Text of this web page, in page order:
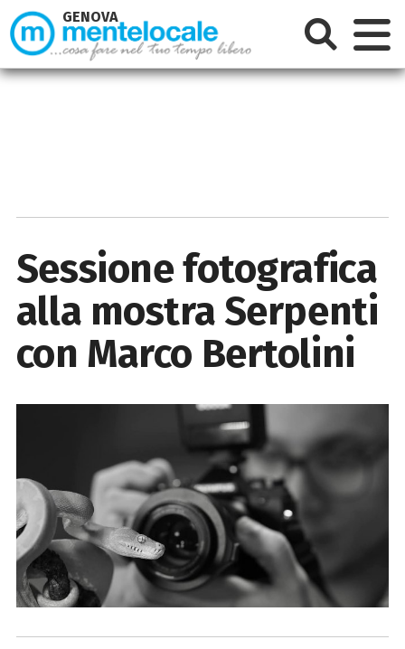
Sessione fotografica
alla mostra Serpenti
con Marco Bertolini
GENOVA